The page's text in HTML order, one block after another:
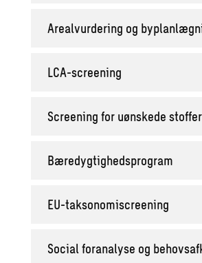
Arealvurdering og
LCA-screening
Screening for uønskede stoffer
Bæredygtighedsprogram
EU-taksonomiscreening
Social foranalyse og